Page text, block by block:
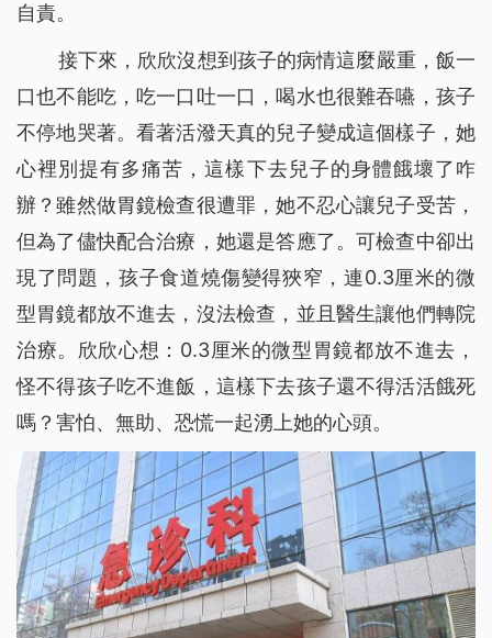
自責。
接下來，欣欣沒想到孩子的病情這麼嚴重，飯一
口也不能吃，吃一口吐一口，喝水也很難吞嚥，孩子
不停地哭著。看著活潑天真的兒子變成這個樣子，她
心裡別提有多痛苦，這樣下去兒子的身體餓壞了咋
辦？雖然做胃鏡檢查很遭罪，她不忍心讓兒子受苦，
但為了儘快配合治療，她還是答應了。可檢查中卻出
現了問題，孩子食道燒傷變得狹窄，連0.3厘米的微
型胃鏡都放不進去，沒法檢查，並且醫生讓他們轉院
治療。欣欣心想：0.3厘米的微型胃鏡都放不進去，
怪不得孩子吃不進飯，這樣下去孩子還不得活活餓死
嗎？害怕、無助、恐慌一起湧上她的心頭。